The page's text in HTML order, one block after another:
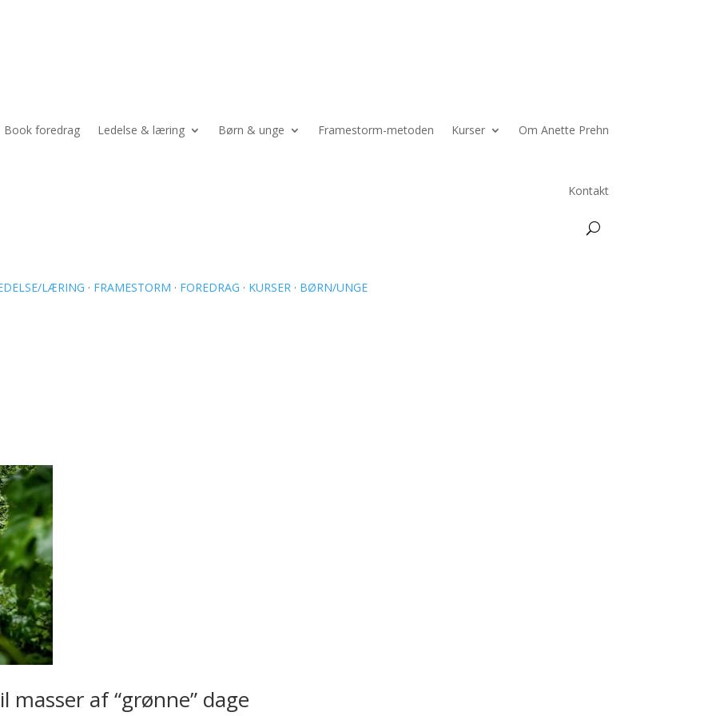
Book foredrag Ledelse & læring Børn & unge Framestorm-metoden Kurser Om Anette Prehn
Kontakt
LÆRING · FRAMESTORM · FOREDRAG · KURSER · BØRN/UNGE
af “grønne” dage